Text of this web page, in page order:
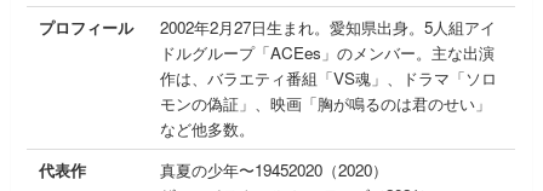
プロフィール
2002年2月27日生まれ。愛知県出身。5人組アイ
ドルグループ「ACEes」のメンバー。主な出演
作は、バラエティ番組「VS魂」、ドラマ「ソロ
モンの偽証」、映画「胸が鳴るのは君のせい」
など他多数。
代表作
真夏の少年〜19452020（2020）